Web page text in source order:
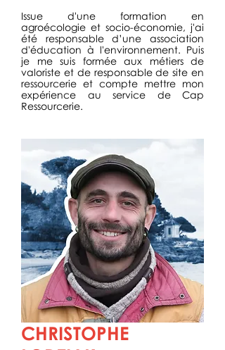
Issue d'une formation en
agroécologie et socio-économie, j'ai
été responsable d’une association
d'éducation à l'environnement. Puis
je me suis formée aux métiers de
valoriste et de responsable de site en
ressourcerie et compte mettre mon
expérience au service de Cap
Ressourcerie.
CHRISTOPHE